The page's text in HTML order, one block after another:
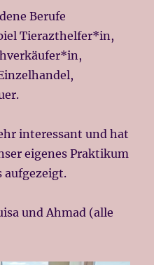
Berufe
Tierazthelfer*in,
interessant und hat
eigenes Praktikum
aufgezeigt.
und Ahmad (alle